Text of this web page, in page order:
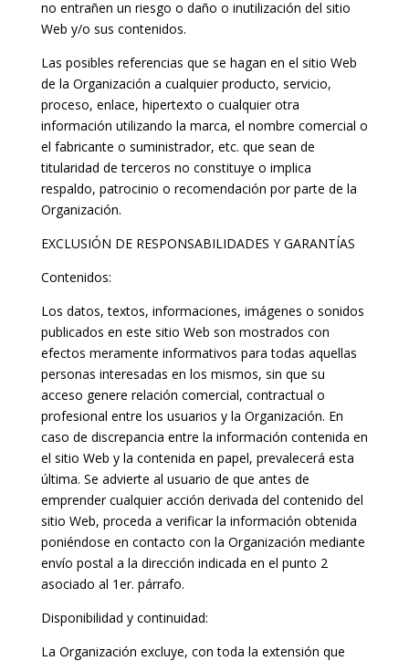
no entrañen un riesgo o daño o inutilización del sitio
Web y/o sus contenidos.
Las posibles referencias que se hagan en el sitio Web
de la Organización a cualquier producto, servicio,
proceso, enlace, hipertexto o cualquier otra
información utilizando la marca, el nombre comercial o
el fabricante o suministrador, etc. que sean de
titularidad de terceros no constituye o implica
respaldo, patrocinio o recomendación por parte de la
Organización.
EXCLUSIÓN DE RESPONSABILIDADES Y GARANTÍAS
Contenidos:
Los datos, textos, informaciones, imágenes o sonidos
publicados en este sitio Web son mostrados con
efectos meramente informativos para todas aquellas
personas interesadas en los mismos, sin que su
acceso genere relación comercial, contractual o
profesional entre los usuarios y la Organización. En
caso de discrepancia entre la información contenida en
el sitio Web y la contenida en papel, prevalecerá esta
última. Se advierte al usuario de que antes de
emprender cualquier acción derivada del contenido del
sitio Web, proceda a verificar la información obtenida
poniéndose en contacto con la Organización mediante
envío postal a la dirección indicada en el punto 2
asociado al 1er. párrafo.
Disponibilidad y continuidad:
La Organización excluye, con toda la extensión que